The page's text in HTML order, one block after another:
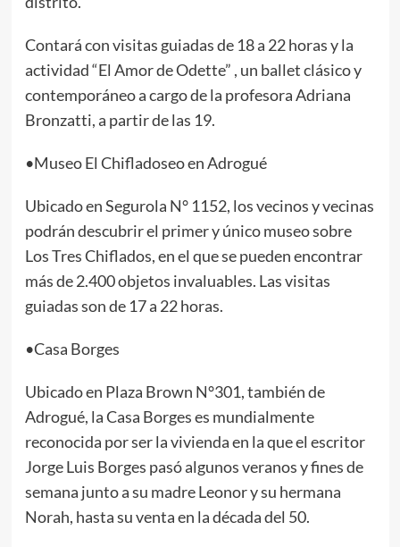
Contará con visitas guiadas de 18 a 22 horas y la
actividad “El Amor de Odette” , un ballet clásico y
contemporáneo a cargo de la profesora Adriana
Bronzatti, a partir de las 19.
•Museo El Chifladoseo en Adrogué
Ubicado en Segurola N° 1152, los vecinos y vecinas
podrán descubrir el primer y único museo sobre
Los Tres Chiflados, en el que se pueden encontrar
más de 2.400 objetos invaluables. Las visitas
guiadas son de 17 a 22 horas.
•Casa Borges
Ubicado en Plaza Brown N°301, también de
Adrogué, la Casa Borges es mundialmente
reconocida por ser la vivienda en la que el escritor
Jorge Luis Borges pasó algunos veranos y fines de
semana junto a su madre Leonor y su hermana
Norah, hasta su venta en la década del 50.